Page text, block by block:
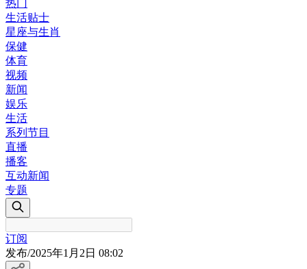
热门
生活贴士
星座与生肖
保健
体育
视频
新闻
娱乐
生活
系列节目
直播
播客
互动新闻
专题
订阅
发布/2025年1月2日 08:02